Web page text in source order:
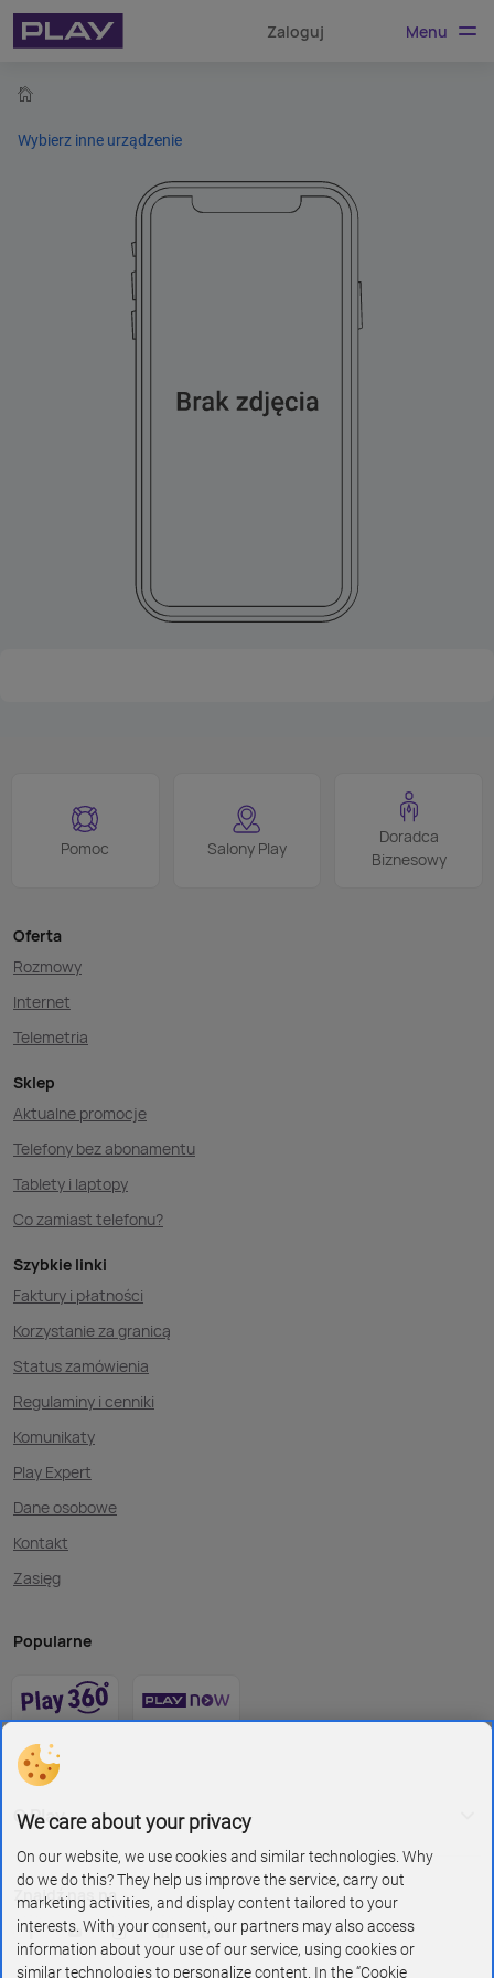
Zaloguj Menu
Wybierz inne urządzenie
Pomoc Salony Play
Doradca
Biznesowy
Oferta
Rozmowy
Internet
Telemetria
Sklep
Aktualne promocje
Telefony bez abonamentu
Tablety i laptopy
Co zamiast telefonu?
Szybkie linki
Faktury i płatności
Korzystanie za granicą
Status zamówienia
Regulaminy i cenniki
Komunikaty
Play Expert
Dane osobowe
Kontakt
Zasięg
Popularne
O Play
Znajdź nas na
We care about your privacy
On our website, we use cookies and similar technologies. Why
do we do this? They help us improve the service, carry out
marketing activities, and display content tailored to your
interests. With your consent, our partners may also access
information about your use of our service, using cookies or
similar technologies to personalize content. In the “Cookie